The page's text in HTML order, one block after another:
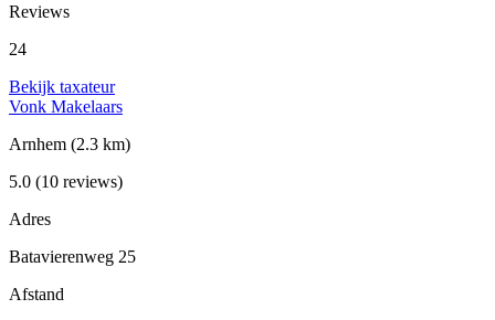
Reviews
24
Bekijk taxateur
Vonk Makelaars
Arnhem (2.3 km)
5.0 (10 reviews)
Adres
Batavierenweg 25
Afstand